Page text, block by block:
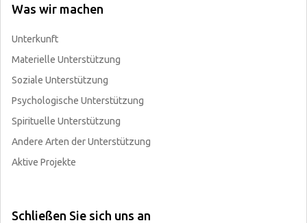
Was wir machen
Unterkunft
Materielle Unterstützung
Soziale Unterstützung
Psychologische Unterstützung
Spirituelle Unterstützung
Andere Arten der Unterstützung
Aktive Projekte
Schließen Sie sich uns an